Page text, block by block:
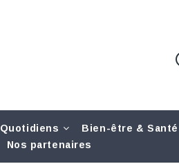
Bien-être & Santé
Nos partenaires